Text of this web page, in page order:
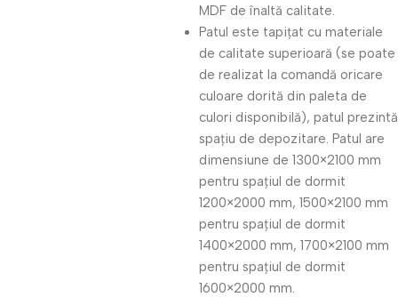
MDF de înaltă calitate.
Patul este tapițat cu materiale
de calitate superioară (se poate
de realizat la comandă oricare
culoare dorită din paleta de
culori disponibilă), patul prezintă
spațiu de depozitare. Patul are
dimensiune de 1300×2100 mm
pentru spațiul de dormit
1200×2000 mm, 1500×2100 mm
pentru spațiul de dormit
1400×2000 mm, 1700×2100 mm
pentru spațiul de dormit
1600×2000 mm.